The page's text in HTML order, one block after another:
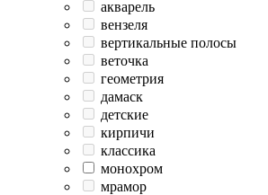
акварель
вензеля
вертикальные полосы
веточка
геометрия
дамаск
детские
кирпичи
классика
монохром
мрамор